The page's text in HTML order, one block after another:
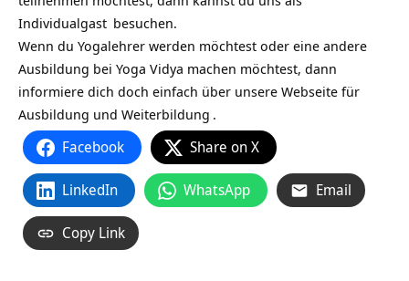
Individualgast besuchen.
Wenn du Yogalehrer werden möchtest oder eine andere
Ausbildung bei Yoga Vidya machen möchtest, dann
informiere dich doch einfach über unsere Webseite für
Ausbildung und Weiterbildung .
Facebook Share on X
LinkedIn WhatsApp Email
Copy Link